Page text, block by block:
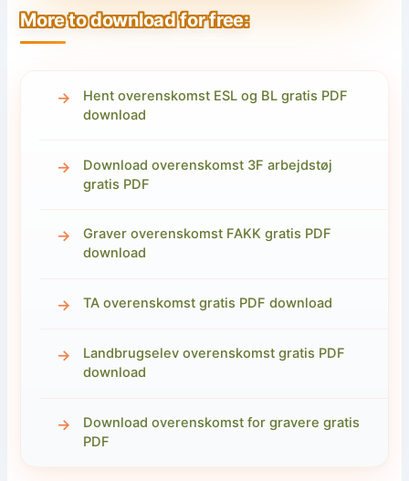
More to download for free:
Hent overenskomst ESL og BL gratis PDF
download
Download overenskomst 3F arbejdstøj
gratis PDF
Graver overenskomst FAKK gratis PDF
download
TA overenskomst gratis PDF download
Landbrugselev overenskomst gratis PDF
download
Download overenskomst for gravere gratis
PDF